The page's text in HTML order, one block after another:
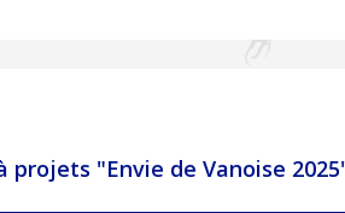
projets "Envie de Vanoise